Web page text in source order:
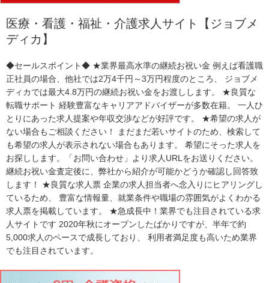
医療・看護・福祉・介護求人サイト【ジョブメ
ディカ】
◆セールスポイント◆ ★業界最高水準の継続お祝い金 例えば看護職
正社員の場合、他社では2万4千円～3万円程度のところ、 ジョブメ
ディカでは最大4.8万円の継続お祝い金をお渡しします。 ★良質な
転職サポート 経験豊富なキャリアアドバイザーが多数在籍。 一人ひ
とりにあった求人提案や年収交渉などが好評です。 ★希望の求人が
ない場合もご相談ください！ まだまだ若いサイトのため、検索して
も希望の求人が表示されない場合もあります。 希望にそった求人を
お探しします。「お問い合わせ」より求人URLをお送りください。
継続お祝い金査定後に、弊社から紹介が可能かどうか確認し回答致
します！ ★良質な求人票 企業の求人担当者へ念入りにヒアリングし
ているため、 豊富な情報量、就業条件や職場の雰囲気がよくわかる
求人票を掲載しています。 ★急成長中！業界でも注目されている求
人サイトです 2020年秋にオープンしたばかりですが、半年で約
5,000求人のペースで成長しており、 利用者満足度も高いため業界
でも注目されています。